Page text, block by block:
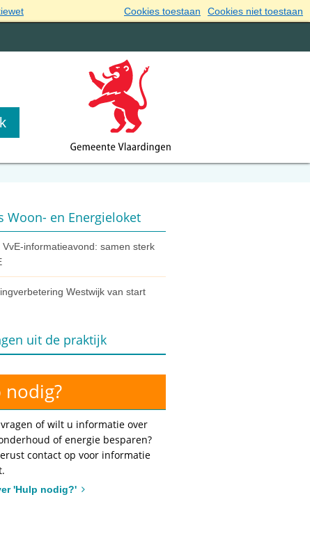
Cookies toestaan Cookies niet toestaan
Woon- en Energieloket
VvE-informatieavond: samen sterk
Westwijk van start
uit de praktijk
nodig?
of wilt u informatie over
of energie besparen?
contact op voor informatie
'Hulp nodig?'